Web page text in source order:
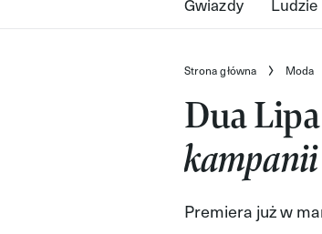
Strona główna Moda
Dua
kampanii
Premiera już w